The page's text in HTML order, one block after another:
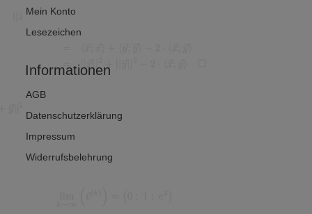
Mein Konto
Lesezeichen
Informationen
AGB
Datenschutzerklärung
Impressum
Widerrufsbelehrung